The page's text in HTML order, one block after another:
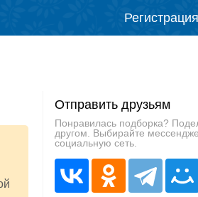
Регистрация
Отправить друзьям
Понравилась подборка?
другом. Выбирайте
социальную сеть.